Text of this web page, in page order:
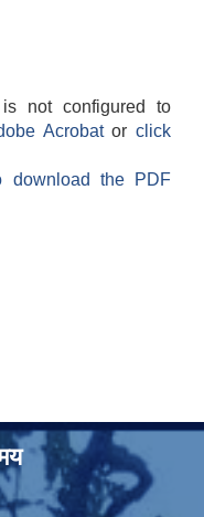
not configured to
Acrobatorclick
download the PDF